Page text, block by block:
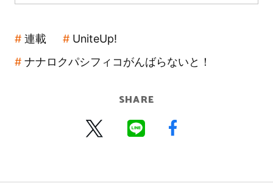
連載
UniteUp!
ナナロクパシフィコがんばらないと！
SHARE